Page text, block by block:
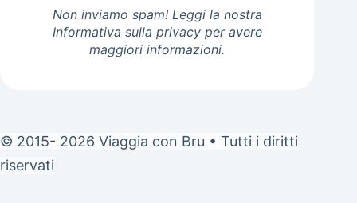
Non inviamo spam! Leggi la nostra
Informativa sulla privacyper avere
maggiori informazioni.
© 2015- 2026 Viaggia con Bru • Tutti i diritti
riservati